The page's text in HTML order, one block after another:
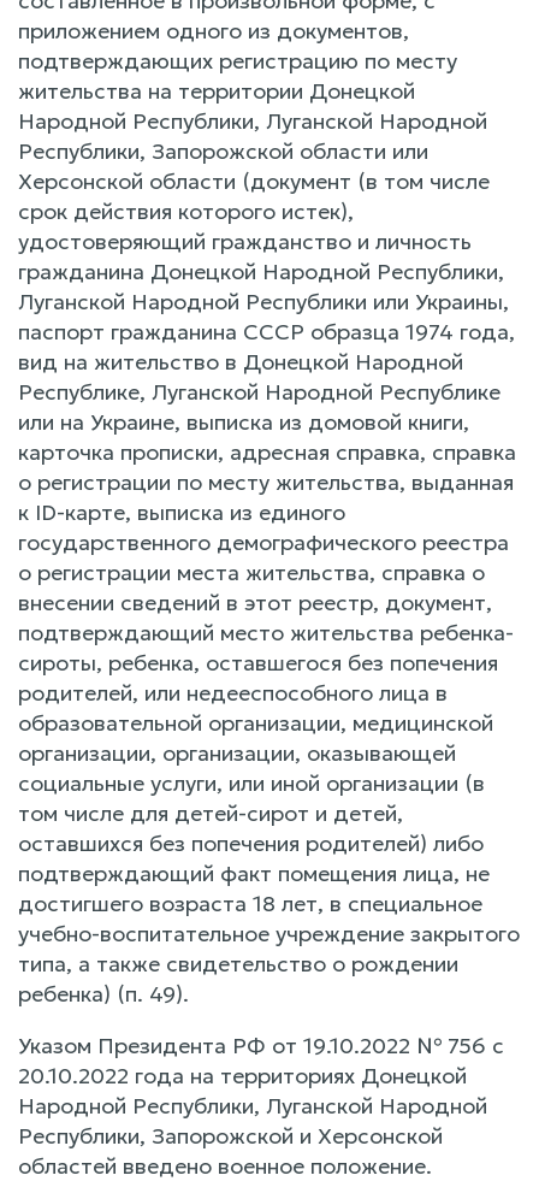
приложением одного из документов,
подтверждающих регистрацию по месту
жительства на территории Донецкой
Народной Республики, Луганской Народной
Республики, Запорожской области или
Херсонской области (документ (в том числе
срок действия которого истек),
удостоверяющий гражданство и личность
гражданина Донецкой Народной Республики,
Луганской Народной Республики или Украины,
паспорт гражданина СССР образца 1974 года,
вид на жительство в Донецкой Народной
Республике, Луганской Народной Республике
или на Украине, выписка из домовой книги,
карточка прописки, адресная справка, справка
о регистрации по месту жительства, выданная
к ID-карте, выписка из единого
государственного демографического реестра
о регистрации места жительства, справка о
внесении сведений в этот реестр, документ,
подтверждающий место жительства ребенка-
сироты, ребенка, оставшегося без попечения
родителей, или недееспособного лица в
образовательной организации, медицинской
организации, организации, оказывающей
социальные услуги, или иной организации (в
том числе для детей-сирот и детей,
оставшихся без попечения родителей) либо
подтверждающий факт помещения лица, не
достигшего возраста 18 лет, в специальное
учебно-воспитательное учреждение закрытого
типа, а также свидетельство о рождении
ребенка) (п. 49).
Указом Президента РФ от 19.10.2022 № 756 с
20.10.2022 года на территориях Донецкой
Народной Республики, Луганской Народной
Республики, Запорожской и Херсонской
областей введено военное положение.